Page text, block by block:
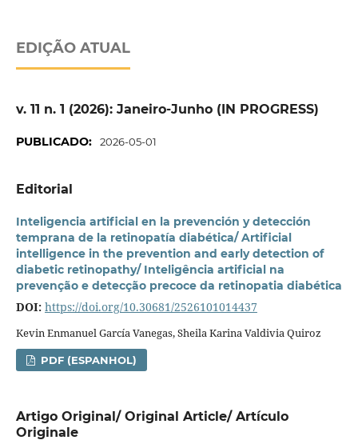
EDIÇÃO ATUAL
v. 11 n. 1 (2026): Janeiro-Junho (IN PROGRESS)
PUBLICADO: 2026-05-01
Editorial
Inteligencia artificial en la prevención y detección
temprana de la retinopatía diabética/ Artificial
intelligence in the prevention and early detection of
diabetic retinopathy/ Inteligência artificial na
prevenção e detecção precoce da retinopatia diabética
DOI: https://doi.org/10.30681/2526101014437
Kevin Enmanuel García Vanegas, Sheila Karina Valdivia Quiroz
PDF (ESPANHOL)
Artigo Original/ Original Article/ Artículo
Originale